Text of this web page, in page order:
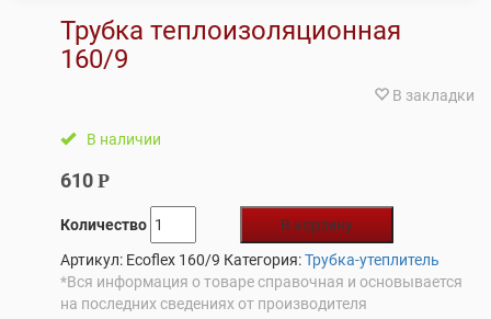
Трубка теплоизоляционная
160/9
В закладки
В наличии
610 Р
Количество
В корзину
Артикул: Ecoflex 160/9 Категория:Трубка-утеплитель
*Вся информация о товаре справочная и основывается
на последних сведениях от производителя